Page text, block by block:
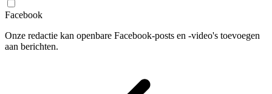
Facebook
Onze redactie kan openbare Facebook-posts en -video's toevoegen
aan berichten.